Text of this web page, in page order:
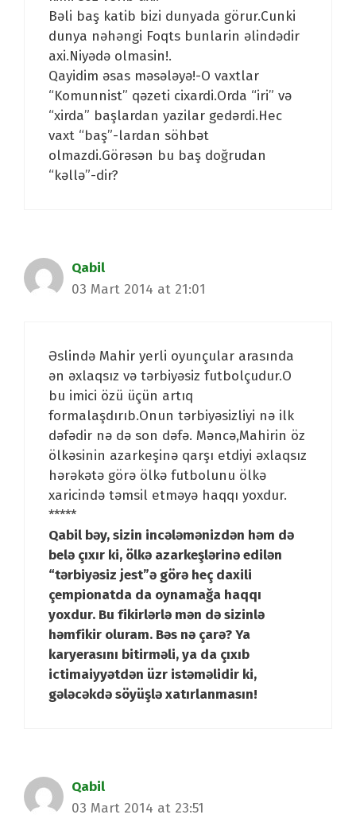
Bəli baş katib bizi dunyada görur.Cunki
dunya nəhəngi Foqts bunlarin əlindədir
axi.Niyədə olmasin!.
Qayidim əsas məsələyə!-O vaxtlar
“Komunnist” qəzeti cixardi.Orda “iri” və
“xirda” başlardan yazilar gedərdi.Hec
vaxt “baş”-lardan söhbət
olmazdi.Görəsən bu baş doğrudan
“kəllə”-dir?
Qabil
03 Mart 2014 at 21:01
Əslində Mahir yerli oyunçular arasında
ən əxlaqsız və tərbiyəsiz futbolçudur.O
bu imici özü üçün artıq
formalaşdırıb.Onun tərbiyəsizliyi nə ilk
dəfədir nə də son dəfə. Məncə,Mahirin öz
ölkəsinin azarkeşinə qarşı etdiyi əxlaqsız
hərəkətə görə ölkə futbolunu ölkə
xaricində təmsil etməyə haqqı yoxdur.
*****
Qabil bəy, sizin incələmənizdən həm də
belə çıxır ki, ölkə azarkeşlərinə edilən
“tərbiyəsiz jest”ə görə heç daxili
çempionatda da oynamağa haqqı
yoxdur. Bu fikirlərlə mən də sizinlə
həmfikir oluram. Bəs nə çarə? Ya
karyerasını bitirməli, ya da çıxıb
ictimaiyyətdən üzr istəməlidir ki,
gələcəkdə söyüşlə xatırlanmasın!
Qabil
03 Mart 2014 at 23:51